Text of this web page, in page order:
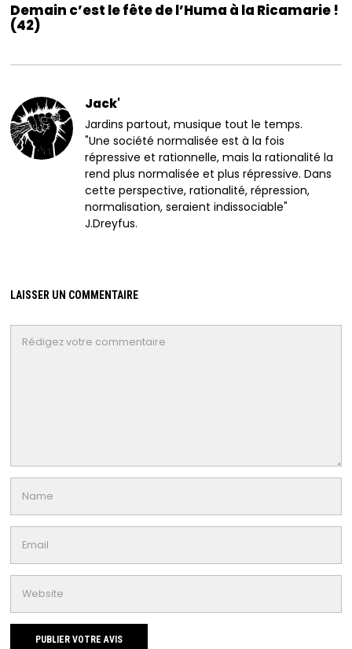
Demain c’est le fête de l’Huma à la Ricamarie !
(42)
Jack'
Jardins partout, musique tout le temps.
"Une société normalisée est à la fois
répressive et rationnelle, mais la rationalité la
rend plus normalisée et plus répressive. Dans
cette perspective, rationalité, répression,
normalisation, seraient indissociable"
J.Dreyfus.
LAISSER UN COMMENTAIRE